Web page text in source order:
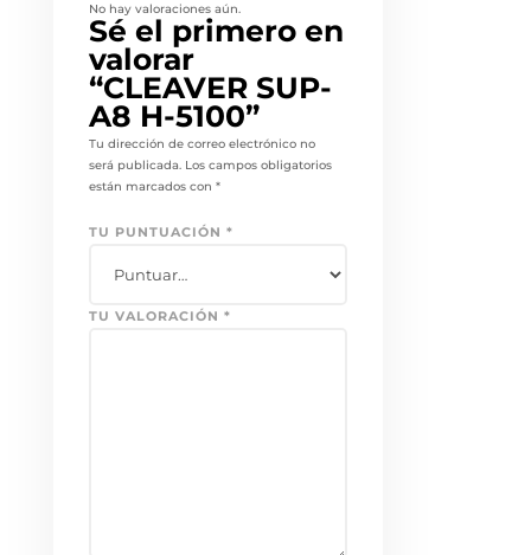
No hay valoraciones aún.
Sé el primero en
valorar
“CLEAVER SUP-
A8 H-5100”
Tu dirección de correo electrónico no
será publicada. Los campos obligatorios
están marcados con *
TU PUNTUACIÓN *
TU VALORACIÓN *